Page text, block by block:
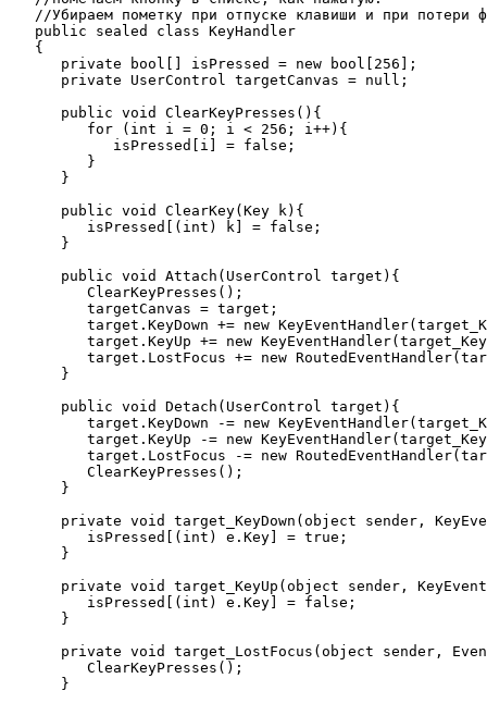
//Убираем пометку при отпуске клавиши и при потери
   public sealed class KeyHandler
   {
      private bool[] isPressed = new bool[256];
      private UserControl targetCanvas = null;
      public void ClearKeyPresses(){
         for (int i = 0; i < 256; i++){
            isPressed[i] = false;
         }
      }
      public void ClearKey(Key k){
         isPressed[(int) k] = false;
      }
      public void Attach(UserControl target){
         ClearKeyPresses();
         targetCanvas = target;
target.KeyDown += new
target.KeyUp += new
target.LostFocus += new
      }
      public void Detach(UserControl target){
target.KeyDown -= new
target.KeyUp -= new
target.LostFocus -= new
         ClearKeyPresses();
      }
private void target_KeyDown(object sender,
         isPressed[(int) e.Key] = true;
      }
private void target_KeyUp(object sender,
         isPressed[(int) e.Key] = false;
      }
private void target_LostFocus(object sender,
         ClearKeyPresses();
      }